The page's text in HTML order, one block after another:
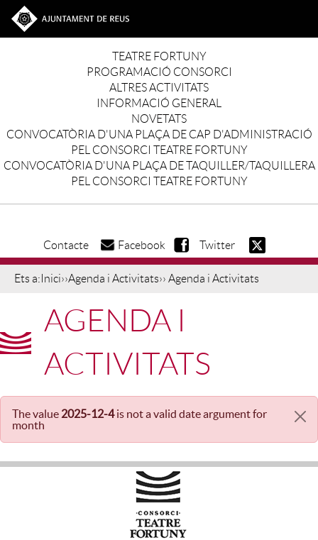
Vés al contingut
Ves a la web de l'Ajuntament de Reus
TEATRE FORTUNY
PROGRAMACIÓ CONSORCI
ALTRES ACTIVITATS
INFORMACIÓ GENERAL
NOVETATS
CONVOCATÒRIA D'UNA PLAÇA DE CAP D'ADMINISTRACIÓ
PEL CONSORCI TEATRE FORTUNY
CONVOCATÒRIA D'UNA PLAÇA DE TAQUILLER/TAQUILLERA
PEL CONSORCI TEATRE FORTUNY
Contacte Facebook Twitter
Ets a: Inici››Agenda i Activitats›› Agenda i Activitats
AGENDA I
ACTIVITATS
Missatge d'error
The value 2025-12-4is not a valid date argument for
month